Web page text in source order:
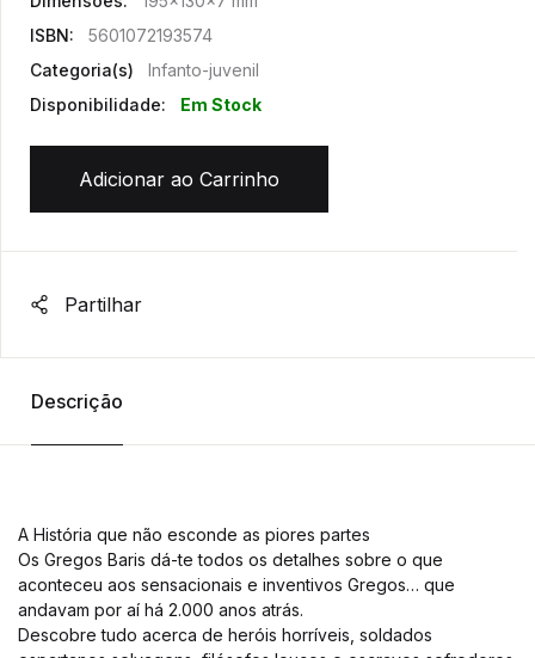
ISBN:
5601072193574
Categoria(s)
Infanto-juvenil
Disponibilidade:
Em Stock
Adicionar ao Carrinho
Partilhar
Descrição
A História que não esconde as piores partes
Os Gregos Baris dá-te todos os detalhes sobre o que
aconteceu aos sensacionais e inventivos Gregos… que
andavam por aí há 2.000 anos atrás.
Descobre tudo acerca de heróis horríveis, soldados